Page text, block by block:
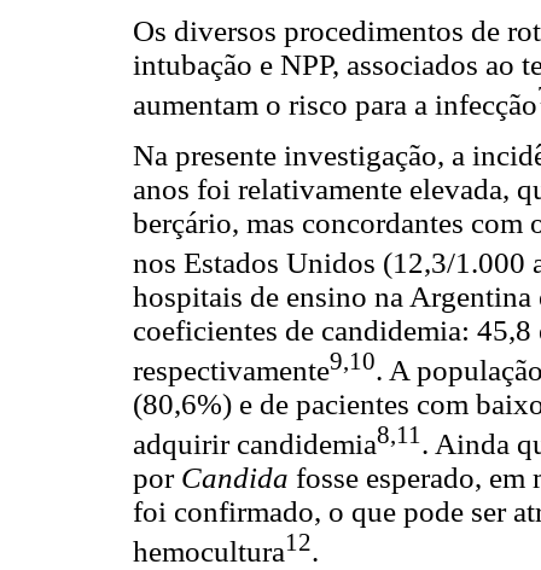
Os diversos procedimentos de
intubação e NPP, associados ao
aumentam o risco para a infecção
Na presente investigação, a
anos foi relativamente elevada,
berçário, mas concordantes com
nos Estados Unidos (12,3/1.000
hospitais de ensino na
coeficientes de candidemia:
respectivamente9,10. A
(80,6%) e de pacientes com
adquirir candidemia8,11 . Ainda
por Candida fosse esperado,
foi confirmado, o que pode ser
hemocultura12.